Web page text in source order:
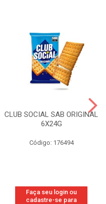
CLUB SOCIAL SAB ORIGINAL
6X24G
Código: 176494
Faça seu login ou
cadastre-se para